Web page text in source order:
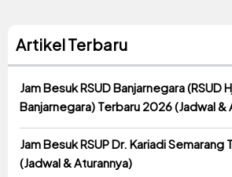
Artikel Terbaru
Jam Besuk RSUD Banjarnegara (RSUD
Banjarnegara) Terbaru 2026 (Jadwal &
Jam Besuk RSUP Dr. Kariadi
(Jadwal & Aturannya)